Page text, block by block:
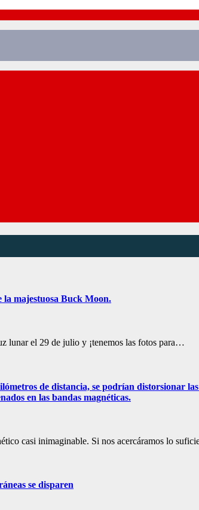
la majestuosa Buck Moon.
lunar el 29 de julio y ¡tenemos las fotos para…
de distancia, se podrían distorsionar
en las bandas magnéticas.
casi inimaginable. Si nos acercáramos lo
se disparen